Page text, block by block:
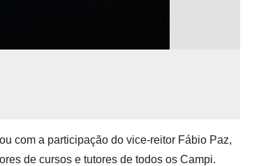
de Materiais
de Química
Normas Laboratório
com a participação do vice-reitor Fábio Paz,
de cursos e tutores de todos os Campi.